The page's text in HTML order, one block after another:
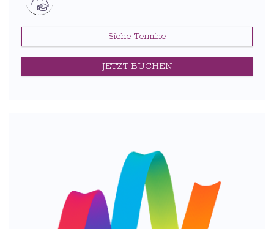
Siehe Termine
JETZT BUCHEN